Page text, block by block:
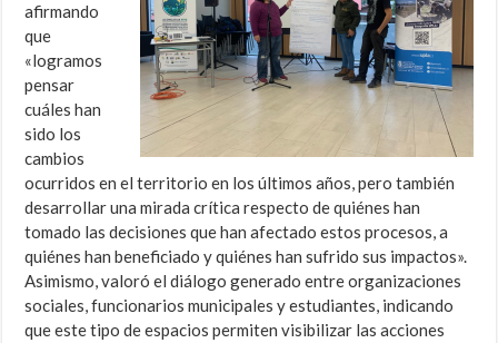
afirmando
que
«logramos
pensar
cuáles han
sido los
cambios
ocurridos en el territorio en los últimos años, pero también
desarrollar una mirada crítica respecto de quiénes han
tomado las decisiones que han afectado estos procesos, a
quiénes han beneficiado y quiénes han sufrido sus impactos».
Asimismo, valoró el diálogo generado entre organizaciones
sociales, funcionarios municipales y estudiantes, indicando
que este tipo de espacios permiten visibilizar las acciones